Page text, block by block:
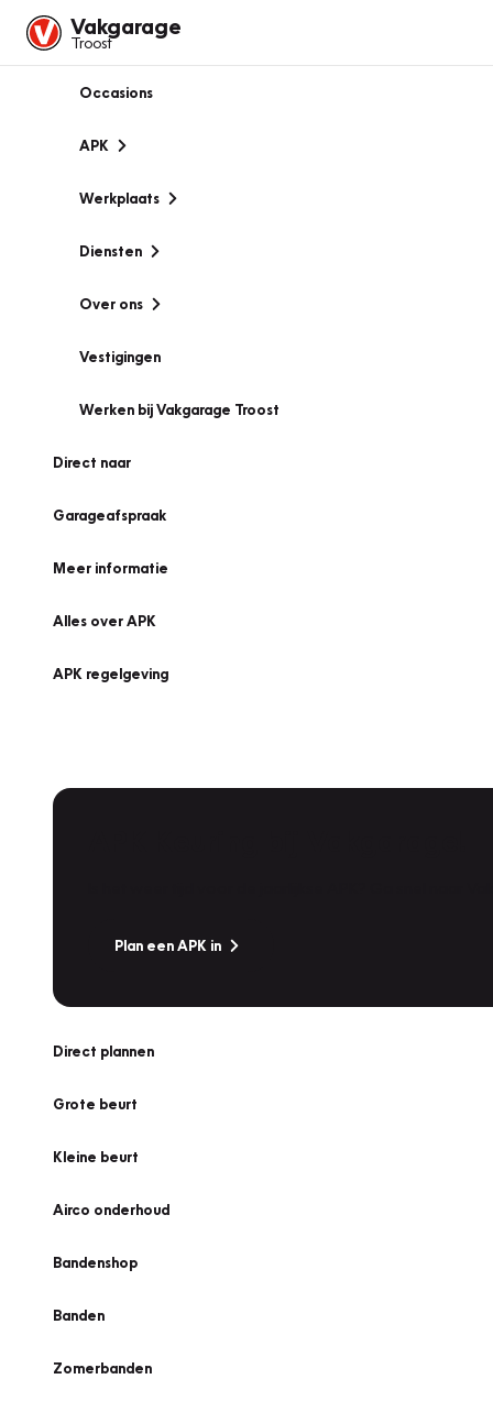
Vakgarage
Troost
Occasions
APK
Werkplaats
Diensten
Over ons
Vestigingen
Werken bij Vakgarage Troost
Direct naar
Garageafspraak
Meer informatie
Alles over APK
APK regelgeving
Plan een APK in
Direct plannen
Grote beurt
Kleine beurt
Airco onderhoud
Bandenshop
Banden
Zomerbanden